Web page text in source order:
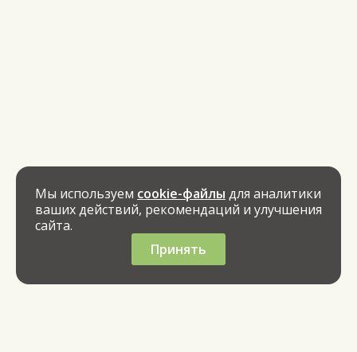
Мы используем cookie-файлы для аналитики
ваших действий, рекомендаций и улучшения
сайта.
Принять